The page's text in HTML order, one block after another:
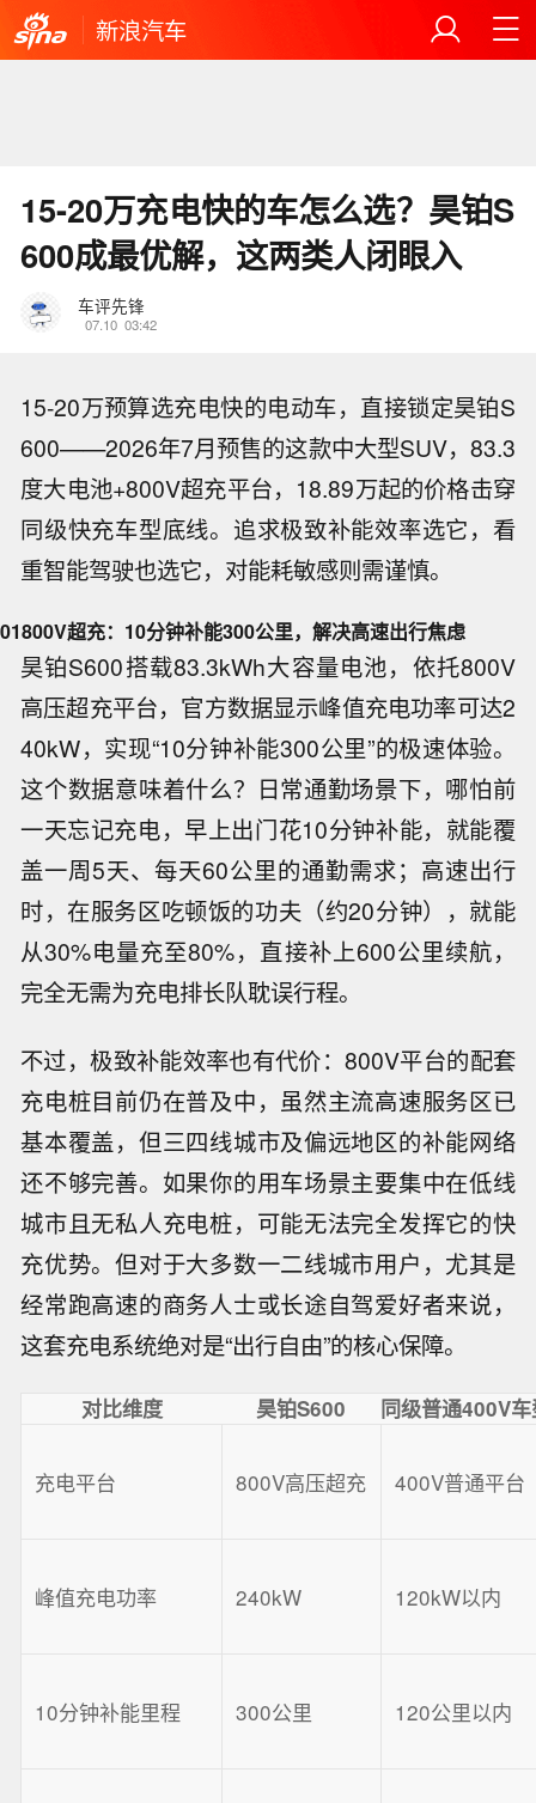
新浪汽车
15-20万充电快的车怎么选？昊铂S
600成最优解，这两类人闭眼入
车评先锋
07.10 03:42
15-20万预算选充电快的电动车，直接锁定昊铂S
600——2026年7月预售的这款中大型SUV，83.3
度大电池+800V超充平台，18.89万起的价格击穿
同级快充车型底线。追求极致补能效率选它，看
重智能驾驶也选它，对能耗敏感则需谨慎。
01800V超充：10分钟补能300公里，解决高速出行焦虑
昊铂S600搭载83.3kWh大容量电池，依托800V
高压超充平台，官方数据显示峰值充电功率可达2
40kW，实现“10分钟补能300公里”的极速体验。
这个数据意味着什么？日常通勤场景下，哪怕前
一天忘记充电，早上出门花10分钟补能，就能覆
盖一周5天、每天60公里的通勤需求；高速出行
时，在服务区吃顿饭的功夫（约20分钟），就能
从30%电量充至80%，直接补上600公里续航，
完全无需为充电排长队耽误行程。
不过，极致补能效率也有代价：800V平台的配套
充电桩目前仍在普及中，虽然主流高速服务区已
基本覆盖，但三四线城市及偏远地区的补能网络
还不够完善。如果你的用车场景主要集中在低线
城市且无私人充电桩，可能无法完全发挥它的快
充优势。但对于大多数一二线城市用户，尤其是
经常跑高速的商务人士或长途自驾爱好者来说，
这套充电系统绝对是“出行自由”的核心保障。
对比维度 昊铂S600 同级普通400V
充电平台 800V高压超充 400V普通平台
峰值充电功率 240kW 120kW以内
10分钟补能里程 300公里 120公里以内